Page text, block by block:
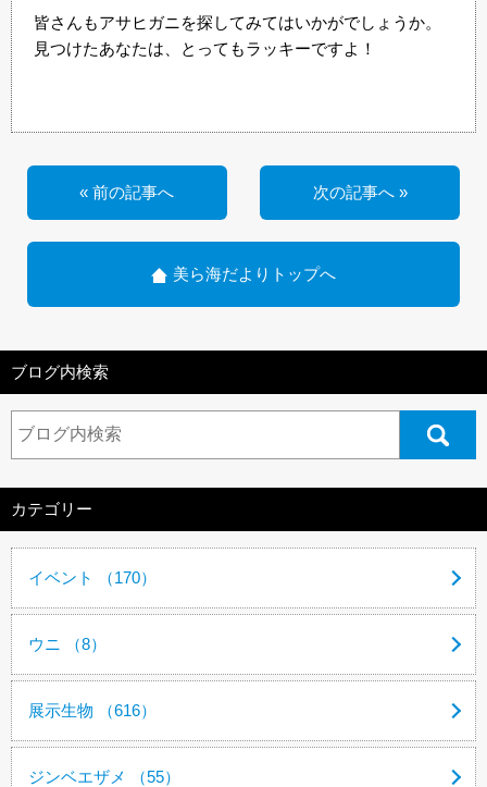
皆さんもアサヒガニを探してみてはいかがでしょうか。
見つけたあなたは、とってもラッキーですよ！
« 前の記事へ 次の記事へ »
美ら海だよりトップへ
ブログ内検索
カテゴリー
イベント （170）
ウニ （8）
展示生物 （616）
ジンベエザメ （55）